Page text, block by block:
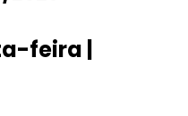
feira |